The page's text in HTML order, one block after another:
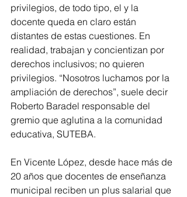
privilegios, de todo tipo, el y la
docente queda en claro están
distantes de estas cuestiones. En
realidad, trabajan y concientizan por
derechos inclusivos; no quieren
privilegios. “Nosotros luchamos por la
ampliación de derechos”, suele decir
Roberto Baradel responsable del
gremio que aglutina a la comunidad
educativa, SUTEBA.
En Vicente López, desde hace más de
20 años que docentes de enseñanza
municipal reciben un plus salarial que